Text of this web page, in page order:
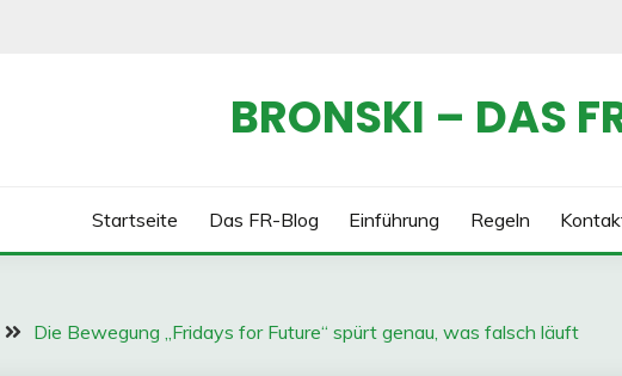
BRONSKI – DAS
Startseite Das FR-Blog Einführung Regeln
Die Bewegung „Fridays for Future“ spürt genau, was falsch läuft